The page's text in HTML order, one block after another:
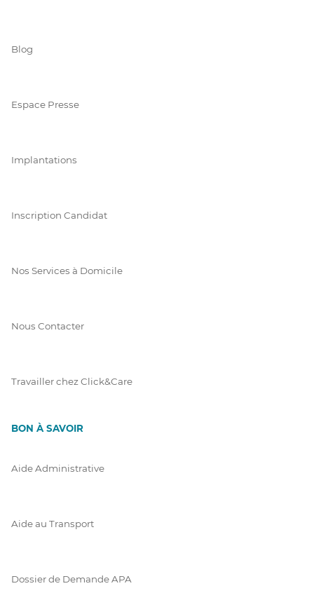
Blog
Espace Presse
Implantations
Inscription Candidat
Nos Services à Domicile
Nous Contacter
Travailler chez Click&Care
BON À SAVOIR
Aide Administrative
Aide au Transport
Dossier de Demande APA